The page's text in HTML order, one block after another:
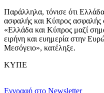
Παράλληλα, τόνισε ότι
ασφαλής και Κύπρος ασφαλής
«Ελλάδα και Κύπρος μαζί
ειρήνη και ευημερία στην
Μεσόγειο», κατέληξε.
ΚΥΠΕ
Εγγραφή στο Newsletter